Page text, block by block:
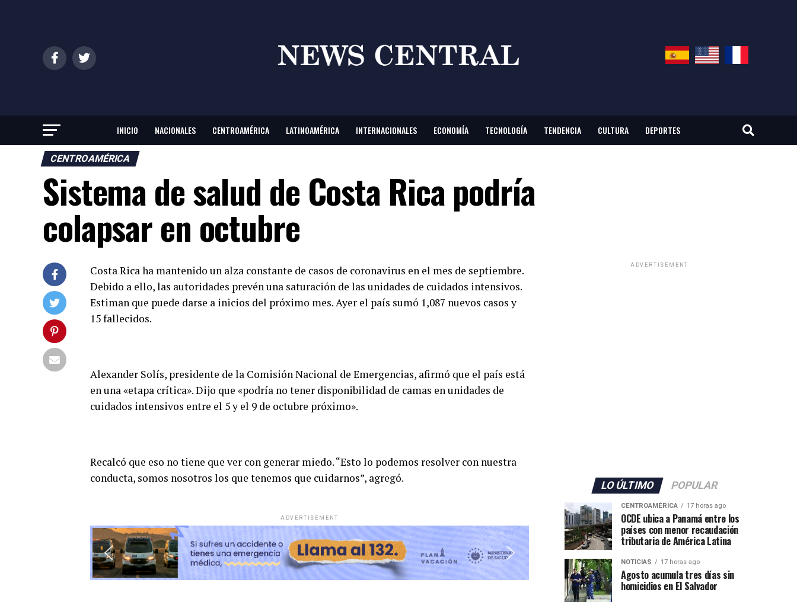
INICIO NACIONALES CENTROAMÉRICA LATINOAMÉRICA INTERNACIONALES ECONOMÍA TECNOLOGÍA TENDENCIA CULTURA DEPORTES
CENTROAMÉRICA
Sistema de salud de Costa Rica podría
colapsar en octubre
Costa Rica ha mantenido un alza constante de casos de coronavirus en el mes de septiembre.
Debido a ello, las autoridades prevén una saturación de las unidades de cuidados intensivos.
Estiman que puede darse a inicios del próximo mes. Ayer el país sumó 1,087 nuevos casos y
15 fallecidos.
Alexander Solís, presidente de la Comisión Nacional de Emergencias, afirmó que el país está
en una «etapa crítica». Dijo que «podría no tener disponibilidad de camas en unidades de
cuidados intensivos entre el 5 y el 9 de octubre próximo».
Recalcó que eso no tiene que ver con generar miedo. “Esto lo podemos resolver con nuestra
conducta, somos nosotros los que tenemos que cuidarnos”, agregó.
ADVERTISEMENT
ADVERTISEMENT
LO ÚLTIMO POPULAR
CENTROAMÉRICA 17 horas ago
OCDE ubica a Panamá entre los
países con menor recaudación
tributaria de América Latina
NOTICIAS 17 horas ago
Agosto acumula tres días sin
homicidios en El Salvador